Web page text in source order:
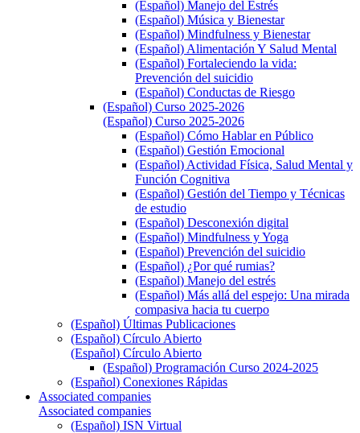
(Español) Manejo del Estrés
(Español) Música y Bienestar
(Español) Mindfulness y Bienestar
(Español) Alimentación Y Salud Mental
(Español) Fortaleciendo la vida:
Prevención del suicidio
(Español) Conductas de Riesgo
(Español) Curso 2025-2026
(Español) Curso 2025-2026
(Español) Cómo Hablar en Público
(Español) Gestión Emocional
(Español) Actividad Física, Salud Mental y
Función Cognitiva
(Español) Gestión del Tiempo y Técnicas
de estudio
(Español) Desconexión digital
(Español) Mindfulness y Yoga
(Español) Prevención del suicidio
(Español) ¿Por qué rumias?
(Español) Manejo del estrés
(Español) Más allá del espejo: Una mirada
compasiva hacia tu cuerpo
(Español) Últimas Publicaciones
(Español) Círculo Abierto
(Español) Círculo Abierto
(Español) Programación Curso 2024-2025
(Español) Conexiones Rápidas
Associated companies
Associated companies
(Español) ISN Virtual